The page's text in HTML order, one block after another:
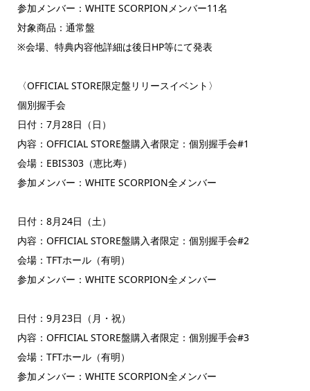
参加メンバー：WHITE SCORPIONメンバー11名
対象商品：通常盤
※会場、特典内容他詳細は後日HP等にて発表
〈OFFICIAL STORE限定盤リリースイベント〉
個別握手会
日付：7月28日（日）
内容：OFFICIAL STORE盤購入者限定：個別握手会#1
会場：EBIS303（恵比寿）
参加メンバー：WHITE SCORPION全メンバー
日付：8月24日（土）
内容：OFFICIAL STORE盤購入者限定：個別握手会#2
会場：TFTホール（有明）
参加メンバー：WHITE SCORPION全メンバー
日付：9月23日（月・祝）
内容：OFFICIAL STORE盤購入者限定：個別握手会#3
会場：TFTホール（有明）
参加メンバー：WHITE SCORPION全メンバー